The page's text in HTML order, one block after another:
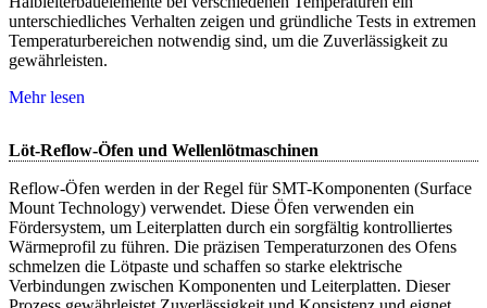
unterschiedliches Verhalten zeigen und gründliche Tests in extremen
Temperaturbereichen notwendig sind, um die Zuverlässigkeit zu
gewährleisten.
Mehr lesen
Löt-Reflow-Öfen und Wellenlötmaschinen
Reflow-Öfen werden in der Regel für SMT-Komponenten (Surface
Mount Technology) verwendet. Diese Öfen verwenden ein
Fördersystem, um Leiterplatten durch ein sorgfältig kontrolliertes
Wärmeprofil zu führen. Die präzisen Temperaturzonen des Ofens
schmelzen die Lötpaste und schaffen so starke elektrische
Verbindungen zwischen Komponenten und Leiterplatten. Dieser